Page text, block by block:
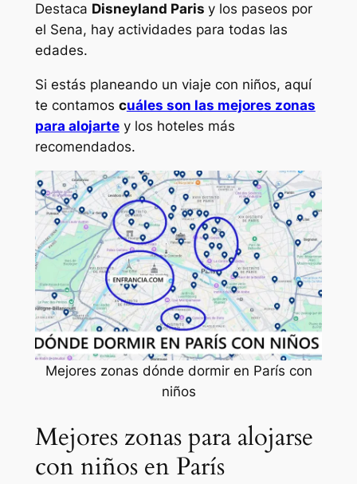
Destaca Disneyland Paris y los paseos por
el Sena, hay actividades para todas las
edades.
Si estás planeando un viaje con niños, aquí
te contamos cuáles son las mejores zonas
para alojartey los hoteles más
recomendados.
Mejores zonas dónde dormir en París con
niños
Mejores zonas para alojarse
con niños en París